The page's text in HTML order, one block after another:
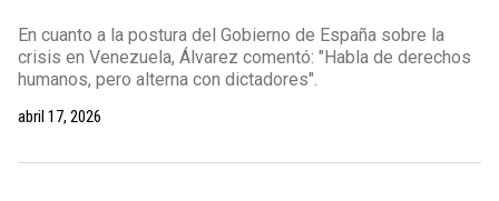
En cuanto a la postura del Gobierno de España sobre la
crisis en Venezuela, Álvarez comentó: "Habla de derechos
humanos, pero alterna con dictadores".
abril 17, 2026